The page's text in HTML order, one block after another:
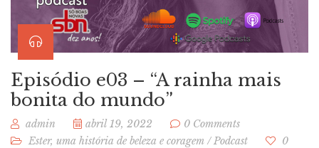
Episódio e03 – “A rainha mais
bonita do mundo”
admin abril 19, 2022
0 Comments
Ester, uma história de beleza e coragem /Podcast 0